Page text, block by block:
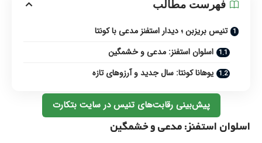
فهرست مطالب
تنیس بریزبن ؛ دیدار استفنز مدعی با کونتا
اسلوان استفنز: مدعی و خشمگین
یوهانا کونتا: سال جدید و آرزوهای تازه
پیش‌بینی رقابت‌های تنیس در سایت بتکارت
اسلوان استفنز: مدعی و خشمگین